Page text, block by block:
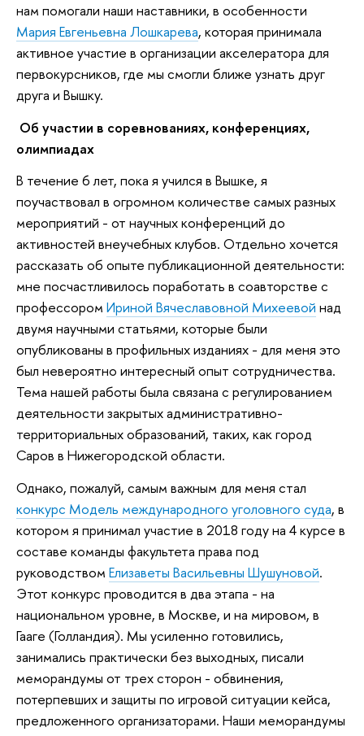
нам помогали наши наставники, в особенности
Мария Евгеньевна Лошкарева, которая принимала
активное участие в организации акселератора для
первокурсников, где мы смогли ближе узнать друг
друга и Вышку.
Об участии в соревнованиях, конференциях,
олимпиадах
В течение 6 лет, пока я учился в Вышке, я
поучаствовал в огромном количестве самых разных
мероприятий - от научных конференций до
активностей внеучебных клубов. Отдельно хочется
рассказать об опыте публикационной деятельности:
мне посчастливилось поработать в соавторстве с
профессором Ириной Вячеславовной Михеевой над
двумя научными статьями, которые были
опубликованы в профильных изданиях - для меня это
был невероятно интересный опыт сотрудничества.
Тема нашей работы была связана с регулированием
деятельности закрытых административно-
территориальных образований, таких, как город
Саров в Нижегородской области.
Однако, пожалуй, самым важным для меня стал
конкурс Модель международного уголовного суда, в
котором я принимал участие в 2018 году на 4 курсе в
составе команды факультета права под
руководством Елизаветы Васильевны Шушуновой.
Этот конкурс проводится в два этапа - на
национальном уровне, в Москве, и на мировом, в
Гааге (Голландия). Мы усиленно готовились,
занимались практически без выходных, писали
меморандумы от трех сторон - обвинения,
потерпевших и защиты по игровой ситуации кейса,
предложенного организаторами. Наши меморандумы